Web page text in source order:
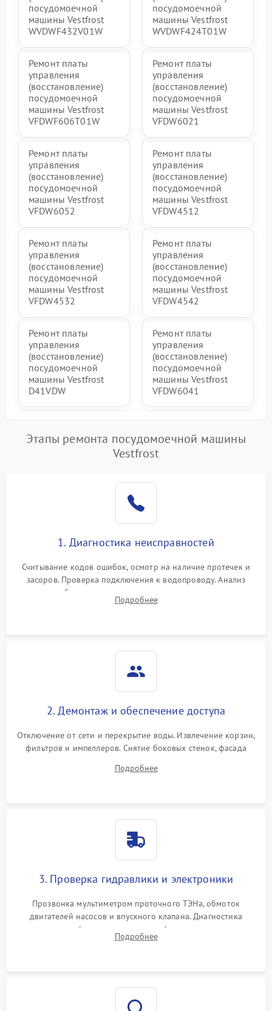
посудомоечной
машины Vestfrost
WVDWF432V01W
посудомоечной
машины Vestfrost
WVDWF424T01W
Ремонт платы
управления
(восстановление)
посудомоечной
машины Vestfrost
VFDWF606T01W
Ремонт платы
управления
(восстановление)
посудомоечной
машины Vestfrost
VFDW6021
Ремонт платы
управления
(восстановление)
посудомоечной
машины Vestfrost
VFDW6052
Ремонт платы
управления
(восстановление)
посудомоечной
машины Vestfrost
VFDW4512
Ремонт платы
управления
(восстановление)
посудомоечной
машины Vestfrost
VFDW4532
Ремонт платы
управления
(восстановление)
посудомоечной
машины Vestfrost
VFDW4542
Ремонт платы
управления
(восстановление)
посудомоечной
машины Vestfrost
D41VDW
Ремонт платы
управления
(восстановление)
посудомоечной
машины Vestfrost
VFDW6041
Этапы ремонта посудомоечной машины
Vestfrost
1. Диагностика неисправностей
Считывание кодов ошибок, осмотр на наличие протечек и
засоров. Проверка подключения к водопроводу. Анализ
жалоб на отсутствие слива, нагрева, вращения
разбрызгивателей или срабатывание системы защиты
Подробнее
2. Демонтаж и обеспечение доступа
Отключение от сети и перекрытие воды. Извлечение корзин,
фильтров и импеллеров. Снятие боковых стенок, фасада
циркуляционному насосу, ТЭНу и сливной помпе.
Подробнее
3. Проверка гидравлики и электроники
Прозвонка мультиметром проточного ТЭНа, обмоток
двигателей насосов и впускного клапана. Диагностика
прессостата (датчика уровня воды), датчика мутности,
концевика дверцы и электронного модуля управления.
Подробнее